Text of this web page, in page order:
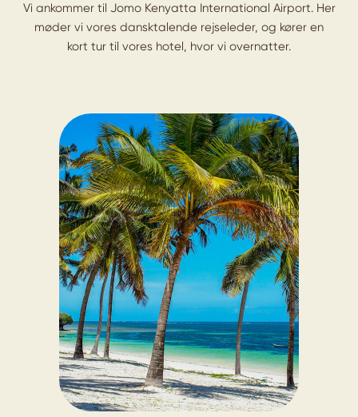
Vi ankommer til Jomo Kenyatta International Airport. Her
møder vi vores dansktalende rejseleder, og kører en
kort tur til vores hotel, hvor vi overnatter.